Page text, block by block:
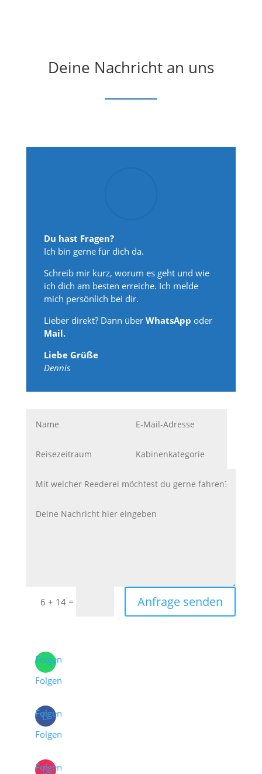
Deine Nachricht an uns
Du hast Fragen?
Ich bin gerne für dich da.
Schreib mir kurz, worum es geht und wie
ich dich am besten erreiche. Ich melde
mich persönlich bei dir.
Lieber direkt? Dann überWhatsApp oder
Mail.
Liebe Grüße
Dennis
6 + 14 = Anfrage senden
Folgen
Folgen
Folgen
Folgen
Folgen